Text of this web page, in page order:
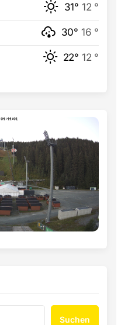
31° 12 °
30° 16 °
22° 12 °
Suchen